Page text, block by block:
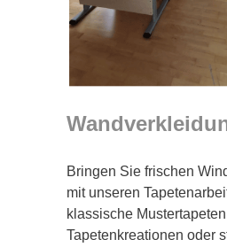
Bringen Sie frischen
mit unseren
klassische
Tapetenkreationen oder